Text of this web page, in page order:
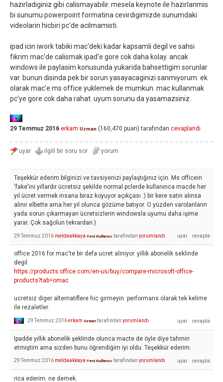
hazirladiginiz gibi calismayabilir. mesela keynote ile hazirlanmis
bi sunumu powerpoint formatina cevirdigimizde sunumdaki
videolarin hicbiri pc'de acilmamisti.
ipad icin iwork tabiki mac'deki kadar kapsamli degil ve sahsi
fikrim mac'de calismak ipad'e gore cok daha kolay. ancak
windows ile paylasim konusunda yukarida bahsettigim sorunlar
var. bunun disinda pek bir sorun yasayacaginizi sanmiyorum. ek
olarak mac'e ms office yuklemek de mumkun. mac kullanmak
pc'ye gore cok daha rahat. uyum sorunu da yasamazsiniz.
29 Temmuz 2016 erkam Uzman (160,470 puan) tarafından cevaplandı
Teşekkür ederim bilginizi ve tavsiyenizi paylaştığınız için. Ms officein
'fake'ini yıllardır ücretsiz şekilde normal pclerde kullanınca macde her
yıl ücret vermek insana biraz koyuyor açıkçası :) bir kere satın alınsa
alınır elbette ama her yıl olunca gözüme batıyor. O yüzden varolanların
yada sorun çıkarmayan ücretsizlerin windowsla uyumu daha işime
yarar. Çok sağolun tekrardan:)
29 Temmuz 2016 meldaakkaya Yeni Kullanıcı tarafından yorumlandı
office 2016 for mac'te bir defa ucret aliniyor. yillik abonelik seklinde
degil.
https://products.office.com/en-us/buy/compare-microsoft-office-
products?tab=omac
ucretsiz diger alternatiflere hic girmeyin. performans olarak tek kelime
ile rezaletler.
29 Temmuz 2016erkam Uzman tarafından yorumlandı
Ipadde yıllık abonelik şeklinde olunca macte de öyle diye tahmin
etmiştim ama sizden bunu öğrendiğim iyi oldu. Teşekkür ederim.
29 Temmuz 2016 meldaakkaya Yeni Kullanıcı tarafından yorumlandı
rica ederim. ne demek.